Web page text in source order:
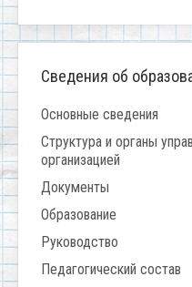
Сведения об
Основные сведения
Структура и органы
организацией
Документы
Образование
Руководство
Педагогический состав